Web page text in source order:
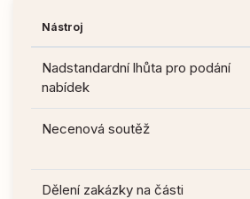
Nástroj
Nadstandardní lhůta pro podání
nabídek
Necenová soutěž
Dělení zakázky na části